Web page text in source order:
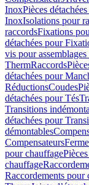
InoxPièces
InoxIsolations pour
raccordsFixations
détachées pour
vis pour
ThermRaccords
détachées pour
RéductionsCoudes
détachées pour Tés
Transitions
détachées pour
démontables
Compensateurs
pour chauffage
chauffage
Raccordements pour